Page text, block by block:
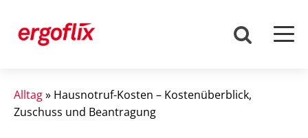
Alltag» Hausnotruf-Kosten – Kostenüberblick,
Zuschuss und Beantragung